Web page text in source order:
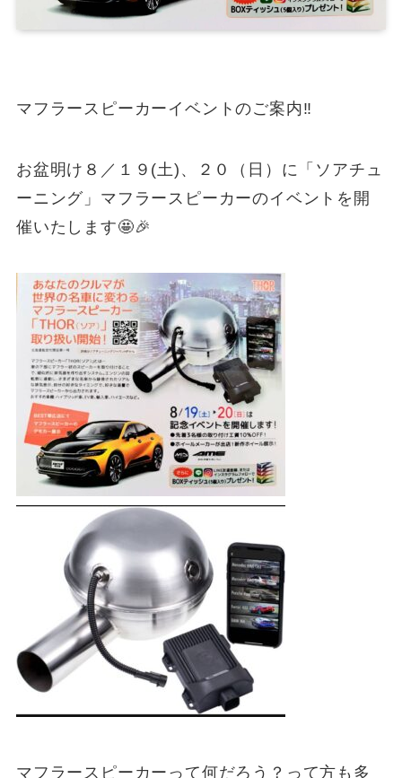
マフラースピーカーイベントのご案内‼️
お盆明け８／１９(土)、２０（日）に「ソアチュ
ーニング」マフラースピーカーのイベントを開
催いたします🤩🎉
マフラースピーカーって何だろう？って方も多